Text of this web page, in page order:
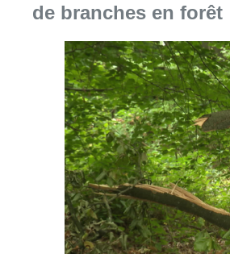
de branches en forêt